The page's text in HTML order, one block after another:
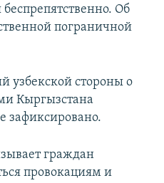
Об
пограничной
узбекской стороны о
Кыргызстана
зафиксировано.
граждан
провокациям и